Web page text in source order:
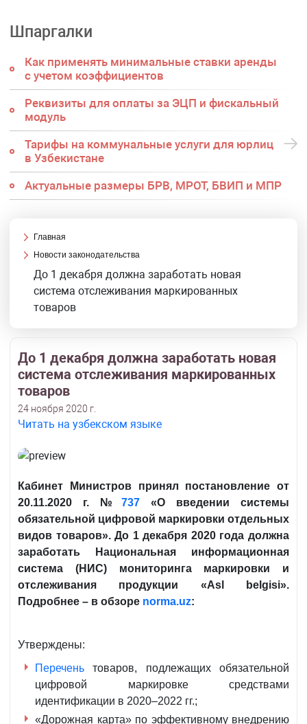
Шпаргалки
Как применять минимальные ставки аренды
с учетом коэффициентов
Реквизиты для оплаты за ЭЦП и фискальный
модуль
Тарифы на коммунальные услуги для юрлиц
в Узбекистане
Актуальные размеры БРВ, МРОТ, БВИП и МПР
Главная
Новости законодательства
До 1 декабря должна заработать новая
система отслеживания маркированных
товаров
До 1 декабря должна заработать новая
система отслеживания маркированных
товаров
24 ноября 2020 г.
Читать на узбекском языке
Кабинет Министров принял постановление от
20.11.2020 г. № 737«О введении системы
обязательной цифровой маркировки отдельных
видов товаров».До 1 декабря 2020 года должна
заработать Национальная информационная
система (НИС) мониторинга маркировки и
отслеживания продукции «Asl belgisi».
Подробнее – в обзоре norma.uz:
Утверждены:
Перечень товаров, подлежащих обязательной
цифровой маркировке средствами
идентификации в 2020–2022 гг.;
«Дорожная карта» по эффективному внедрению